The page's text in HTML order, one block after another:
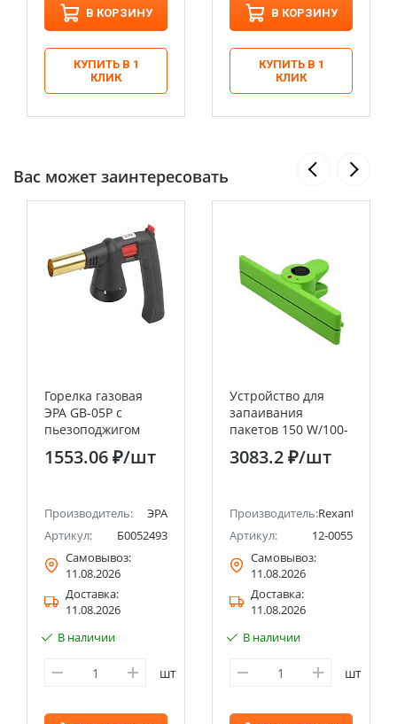
В КОРЗИНУ
КУПИТЬ В 1
КЛИК
В КОРЗИНУ
КУПИТЬ В 1
КЛИК
Вас может заинтересовать
Горелка газовая
ЭРА GB-05P с
пьезоподжигом
установка на
баллон вращение
1553.06 ₽/шт
Производитель:
ЭРА
Артикул:
Б0052493
Самовывоз:
11.08.2026
Доставка:
11.08.2026
В наличии
шт
Устройство для
запаивания
пакетов 150 W/100-
200 °С REXANT
3083.2 ₽/шт
Производитель:Rexant
Артикул:
12-0055
Самовывоз:
11.08.2026
Доставка:
11.08.2026
В наличии
шт